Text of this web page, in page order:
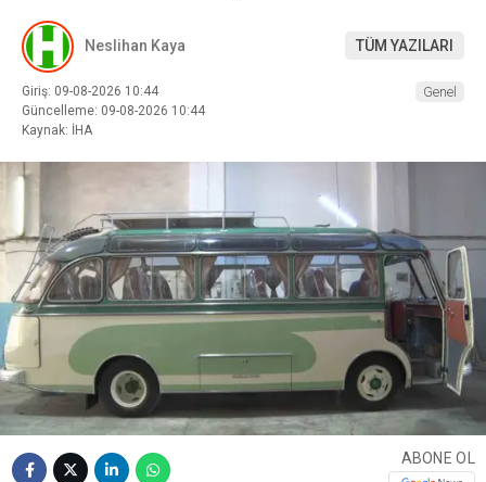
Neslihan Kaya TÜM YAZILARI
Giriş: 09-08-2026 10:44
Güncelleme: 09-08-2026 10:44
Kaynak: İHA
Genel
ABONE OL